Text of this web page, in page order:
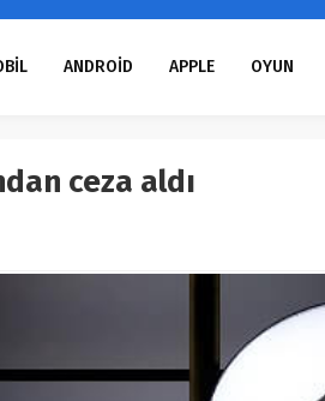
ANDROİD APPLE OYUN
ceza aldı